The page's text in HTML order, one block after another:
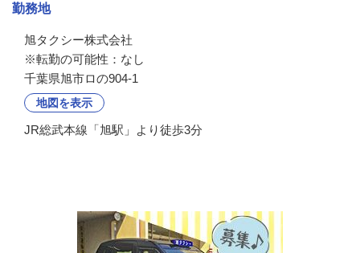
勤務地
旭タクシー株式会社
※転勤の可能性：なし
千葉県旭市ロの904-1
地図を表示
JR総武本線「旭駅」より徒歩3分